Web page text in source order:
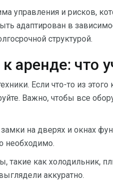
управления и рисков,
адаптирован в
структурой.
аренде: что
Если что-то из
Важно, чтобы все
замки на дверях и окнах
необходимо.
такие как холодильник,
аккуратно.